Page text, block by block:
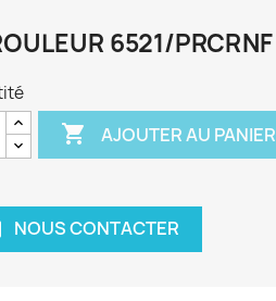
6521/PRCRNF
 AJOUTER AU PANIER
NOUS CONTACTER